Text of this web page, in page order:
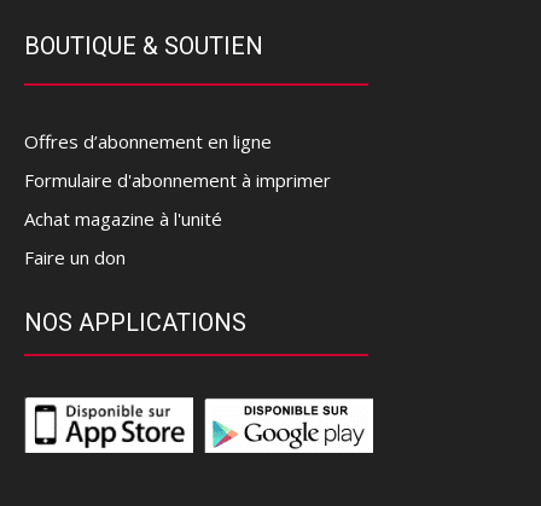
BOUTIQUE & SOUTIEN
Offres d’abonnement en ligne
Formulaire d'abonnement à imprimer
Achat magazine à l'unité
Faire un don
NOS APPLICATIONS